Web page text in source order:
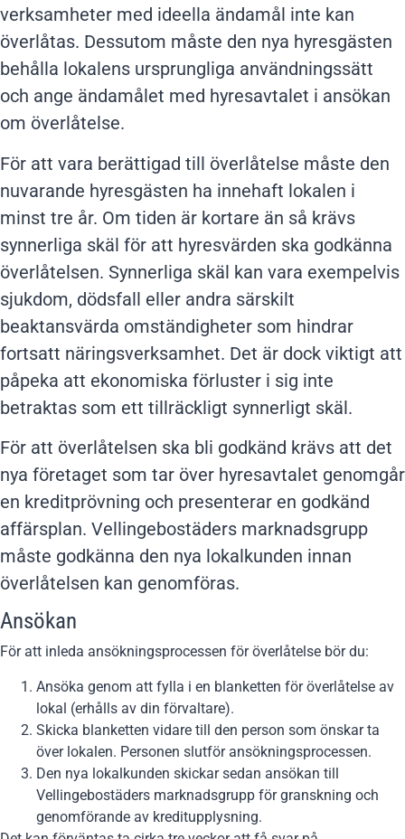
verksamheter med ideella ändamål inte kan
överlåtas. Dessutom måste den nya hyresgästen
behålla lokalens ursprungliga användningssätt
och ange ändamålet med hyresavtalet i ansökan
om överlåtelse.
För att vara berättigad till överlåtelse måste den
nuvarande hyresgästen ha innehaft lokalen i
minst tre år. Om tiden är kortare än så krävs
synnerliga skäl för att hyresvärden ska godkänna
överlåtelsen. Synnerliga skäl kan vara exempelvis
sjukdom, dödsfall eller andra särskilt
beaktansvärda omständigheter som hindrar
fortsatt näringsverksamhet. Det är dock viktigt att
påpeka att ekonomiska förluster i sig inte
betraktas som ett tillräckligt synnerligt skäl.
För att överlåtelsen ska bli godkänd krävs att det
nya företaget som tar över hyresavtalet genomgår
en kreditprövning och presenterar en godkänd
affärsplan. Vellingebostäders marknadsgrupp
måste godkänna den nya lokalkunden innan
överlåtelsen kan genomföras.
Ansökan
För att inleda ansökningsprocessen för överlåtelse bör du:
Ansöka genom att fylla i en blanketten för överlåtelse av
lokal (erhålls av din förvaltare).
Skicka blanketten vidare till den person som önskar ta
över lokalen. Personen slutför ansökningsprocessen.
Den nya lokalkunden skickar sedan ansökan till
Vellingebostäders marknadsgrupp för granskning och
genomförande av kreditupplysning.